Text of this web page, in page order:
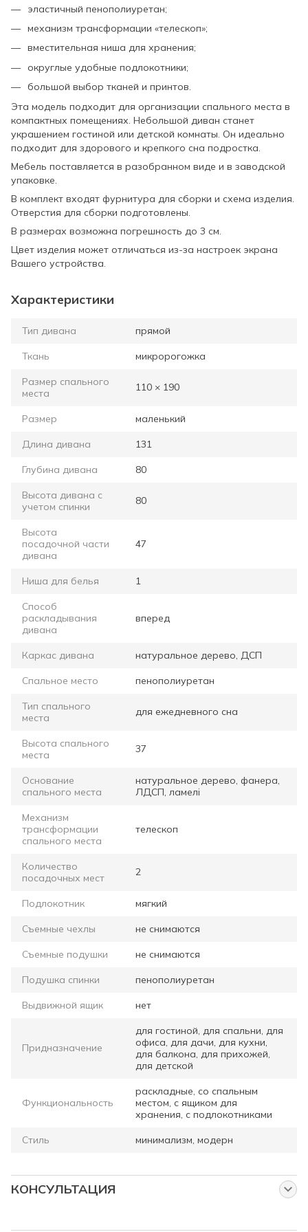
эластичный пенополиуретан;
механизм трансформации «телескоп»;
вместительная ниша для хранения;
округлые удобные подлокотники;
большой выбор тканей и принтов.
Эта модель подходит для организации спального места в
компактных помещениях. Небольшой диван станет
украшением гостиной или детской комнаты. Он идеально
подходит для здорового и крепкого сна подростка.
Мебель поставляется в разобранном виде и в заводской
упаковке.
В комплект входят фурнитура для сборки и схема изделия.
Отверстия для сборки подготовлены.
В размерах возможна погрешность до 3 см.
Цвет изделия может отличаться из-за настроек экрана
Вашего устройства.
Характеристики
Тип дивана прямой
Ткань микророгожка
Размер спального
места
110 × 190
Размер маленький
Длина дивана 131
Глубина дивана 80
Высота дивана с
учетом спинки
80
Высота
посадочной части
дивана
47
Ниша для белья 1
Способ
раскладывания
дивана
вперед
Каркас дивана натуральное дерево, ДСП
Спальное место пенополиуретан
Тип спального
места
для ежедневного сна
Высота спального
места
37
Основание
спального места
натуральное дерево, фанера,
ЛДСП, ламелі
Механизм
трансформации
спального места
телескоп
Количество
посадочных мест
2
Подлокотник мягкий
Съемные чехлы не снимаются
Съемные подушки не снимаются
Подушка спинки пенополиуретан
Выдвижной ящик нет
Придназначение
для гостиной, для спальни, для
офиса, для дачи, для кухни,
для балкона, для прихожей,
для детской
Функциональность
раскладные, со спальным
местом, с ящиком для
хранения, с подлокотниками
Стиль минимализм, модерн
КОНСУЛЬТАЦИЯ